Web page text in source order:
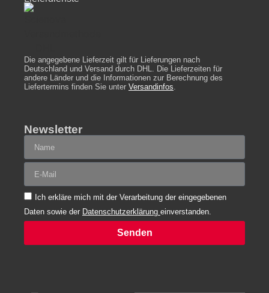
Die angegebene Lieferzeit gilt für Lieferungen nach
Deutschland und Versand durch DHL. Die Lieferzeiten für
andere Länder und die Informationen zur Berechnung des
Liefertermins finden Sie unter Versandinfos
Newsletter
Ich erkläre mich mit der Verarbeitung der eingegebenen
Daten sowie der Datenschutzerklärung einverstanden.
Senden